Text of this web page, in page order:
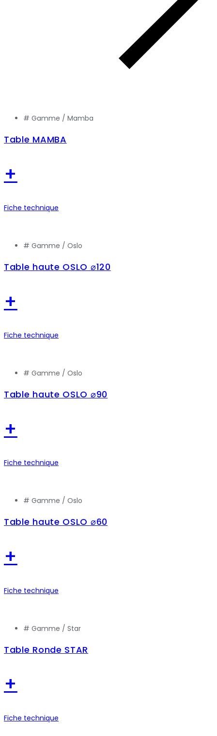
# Gamme / Mamba
Table MAMBA
+
Fiche technique
# Gamme / Oslo
Table haute OSLO ⌀120
+
Fiche technique
# Gamme / Oslo
Table haute OSLO ⌀90
+
Fiche technique
# Gamme / Oslo
Table haute OSLO ⌀60
+
Fiche technique
# Gamme / Star
Table Ronde STAR
+
Fiche technique